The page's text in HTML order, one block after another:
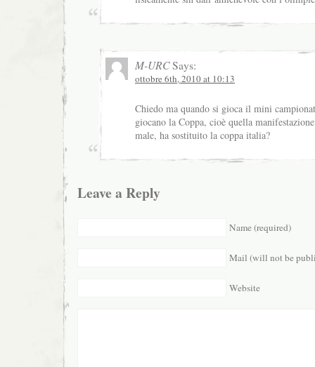
M-URCSays:
ottobre 6th, 2010 at 10:13
Chiedo ma quando si gioca il mini
giocano la Coppa, cioè quella
male, ha sostituito la coppa italia?
Leave a Reply
Name (required)
Mail (will not be
Website